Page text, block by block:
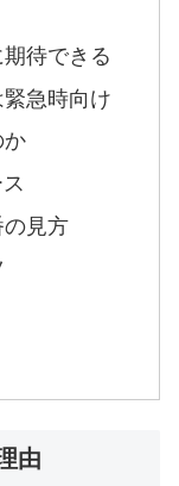
待できる
急時向け
か
見方
由